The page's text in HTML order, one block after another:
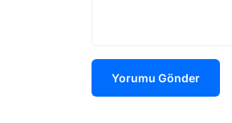
Yorumu Gönder